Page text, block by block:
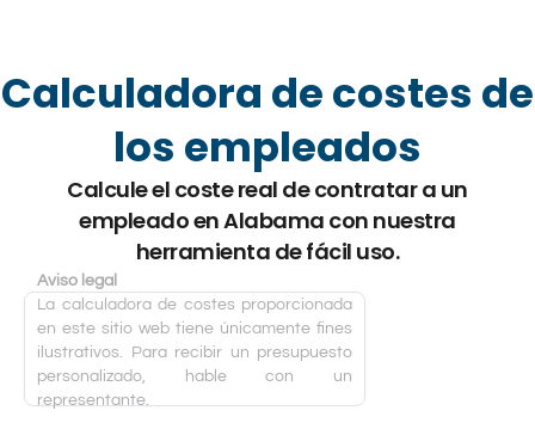
Calculadora de costes de
los empleados
Calcule el coste real de contratar a un
empleado en Alabama con nuestra
herramienta de fácil uso.
Aviso legal
La calculadora de costes proporcionada
en este sitio web tiene únicamente fines
ilustrativos. Para recibir un presupuesto
personalizado, hable con un
representante.